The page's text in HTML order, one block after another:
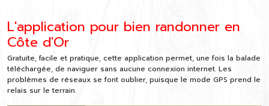
L'application pour bien randonner en
Côte d'Or
Gratuite, facile et pratique, cette application permet, une fois la balade
téléchargée, de naviguer sans aucune connexion internet. Les
problèmes de réseaux se font oublier, puisque le mode GPS prend le
relais sur le terrain.